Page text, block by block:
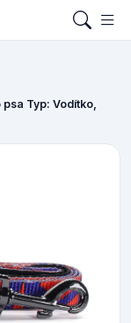
Typ: Vodítko,